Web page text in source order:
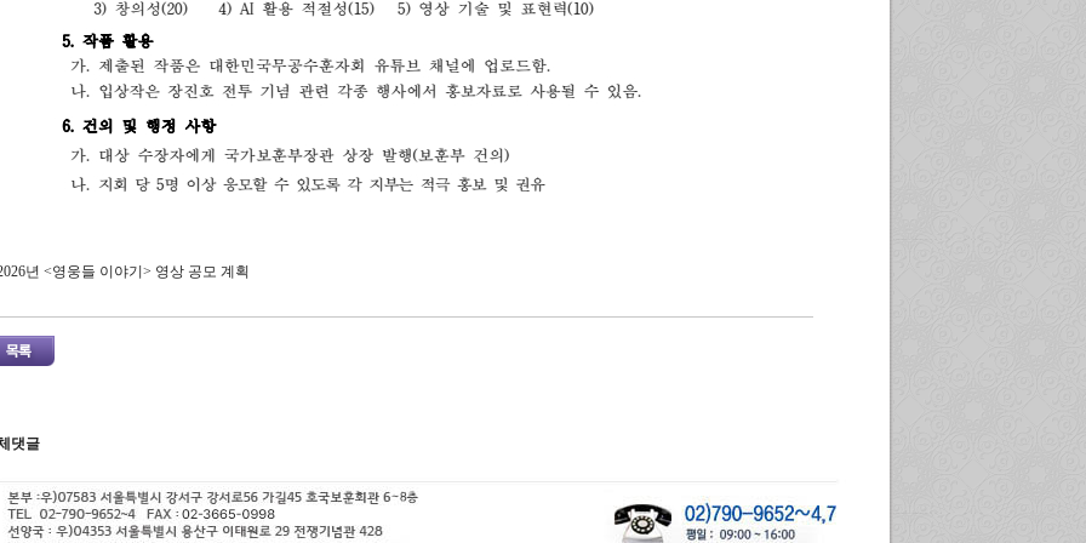
년 <영웅들 이야기> 영상 공모 계획
댓글